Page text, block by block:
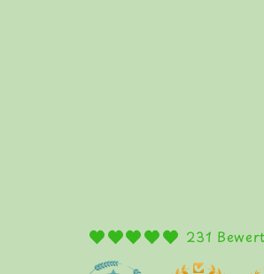
231